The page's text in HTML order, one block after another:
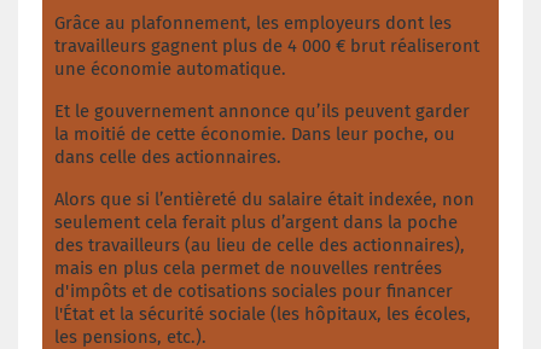
Grâce au plafonnement, les employeurs dont les
travailleurs gagnent plus de 4 000 € brut réaliseront
une économie automatique.
Et le gouvernement annonce qu’ils peuvent garder
la moitié de cette économie. Dans leur poche, ou
dans celle des actionnaires.
Alors que si l’entièreté du salaire était indexée, non
seulement cela ferait plus d’argent dans la poche
des travailleurs (au lieu de celle des actionnaires),
mais en plus cela permet de nouvelles rentrées
d'impôts et de cotisations sociales pour financer
l'État et la sécurité sociale (les hôpitaux, les écoles,
les pensions, etc.).